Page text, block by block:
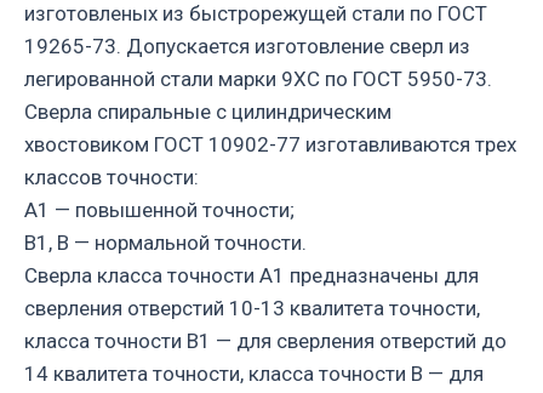
изготовленых из быстрорежущей стали по ГОСТ
19265-73. Допускается изготовление сверл из
легированной стали марки 9ХС по ГОСТ 5950-73.
Сверла спиральные с цилиндрическим
хвостовиком ГОСТ 10902-77 изготавливаются трех
классов точности:
А1 — повышенной точности;
В1, В — нормальной точности.
Сверла класса точности А1 предназначены для
сверления отверстий 10-13 квалитета точности,
класса точности В1 — для сверления отверстий до
14 квалитета точности, класса точности В — для